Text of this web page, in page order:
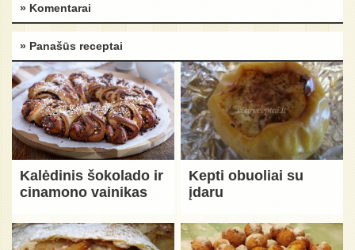
» Komentarai
» Panašūs receptai
Kalėdinis šokolado ir
cinamono vainikas
Kepti obuoliai su
įdaru